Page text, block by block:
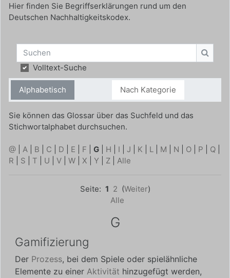
Hier finden Sie Begriffserklärungen rund um den
Deutschen Nachhaltigkeitskodex.
Suchen
Volltext-Suche
Alphabetisch Nach Kategorie
Sie können das Glossar über das Suchfeld und das
Stichwortalphabet durchsuchen.
@ A B C D E F G H I J K L M N O P Q
R
S T U V W X Y Z Alle
Seite: 1 2 (Weiter)
Alle
G
Gamifizierung
Der Prozess, bei dem Spiele oder spielähnliche
Elemente zu einer Aktivität hinzugefügt werden,